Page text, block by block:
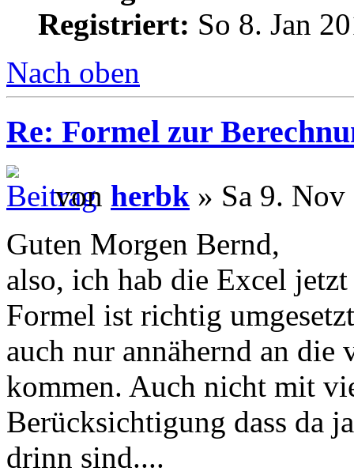
Registriert: So 8. Jan
Nach oben
Re: Formel zur
von herbk » Sa 9.
Guten Morgen Bernd,
also, ich hab die Excel
Formel ist richtig
auch nur annähernd an die
kommen. Auch nicht mit
Berücksichtigung dass da
drinn sind....